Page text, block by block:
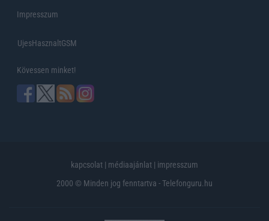
Impresszum
UjesHasznaltGSM
Kövessen minket!
kapcsolat | médiaajánlat | impresszum
2000 © Minden jog fenntartva - Telefonguru.hu